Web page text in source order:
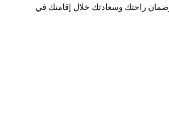
راحتك وسعادتك خلال إقامتك في